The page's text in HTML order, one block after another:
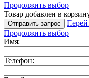
Продолжить выбор
Товар добавлен в
Отправить запрос
Продолжить выбор
Имя:
Телефон: